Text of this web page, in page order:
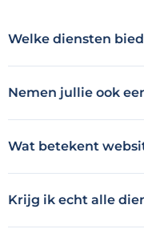
Welke diensten
Nemen jullie ook
Wat betekent
Krijg ik echt alle